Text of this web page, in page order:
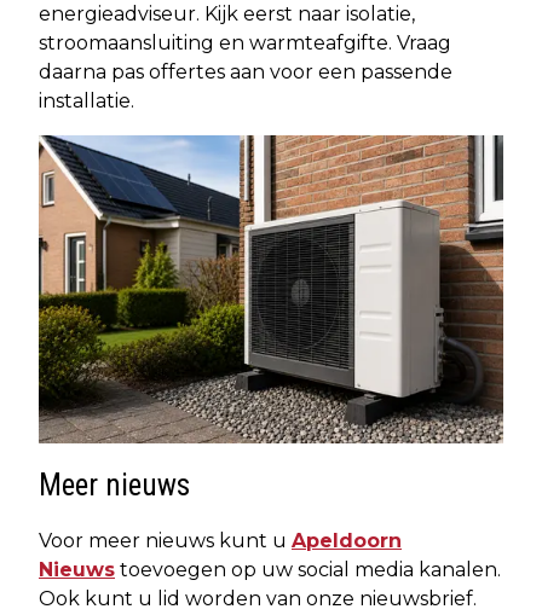
energieadviseur. Kijk eerst naar isolatie,
stroomaansluiting en warmteafgifte. Vraag
daarna pas offertes aan voor een passende
installatie.
Meer nieuws
Voor meer nieuws kunt u Apeldoorn
Nieuws toevoegen op uw social media kanalen.
Ook kunt u lid worden van onze nieuwsbrief.